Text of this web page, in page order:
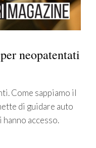
neopatentati
Come sappiamo il
di guidare auto
accesso.